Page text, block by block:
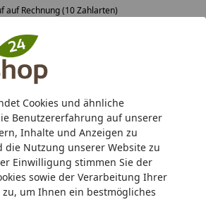
Cookies und ähnliche
Benutzererfahrung auf unserer
Inhalte und Anzeigen zu
die Nutzung unserer Website zu
Einwilligung stimmen Sie der
sowie der Verarbeitung Ihrer
um Ihnen ein bestmögliches
21-05